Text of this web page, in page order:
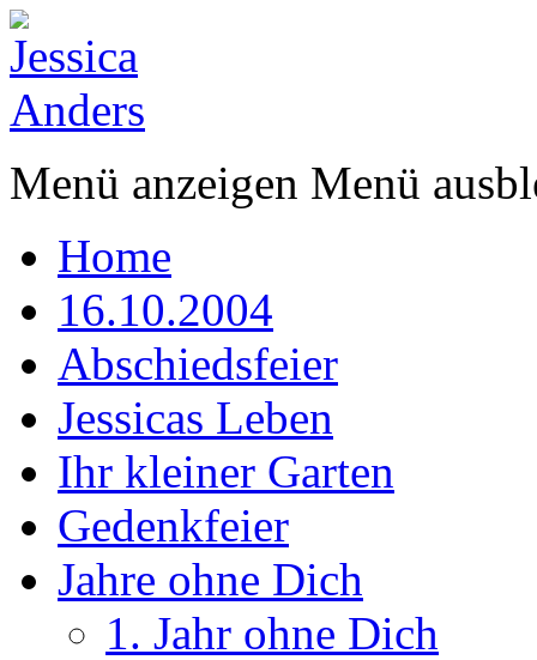
Menü anzeigen Menü
Home
16.10.2004
Abschiedsfeier
Jessicas Leben
Ihr kleiner Garten
Gedenkfeier
Jahre ohne Dich
1. Jahr ohne Dich